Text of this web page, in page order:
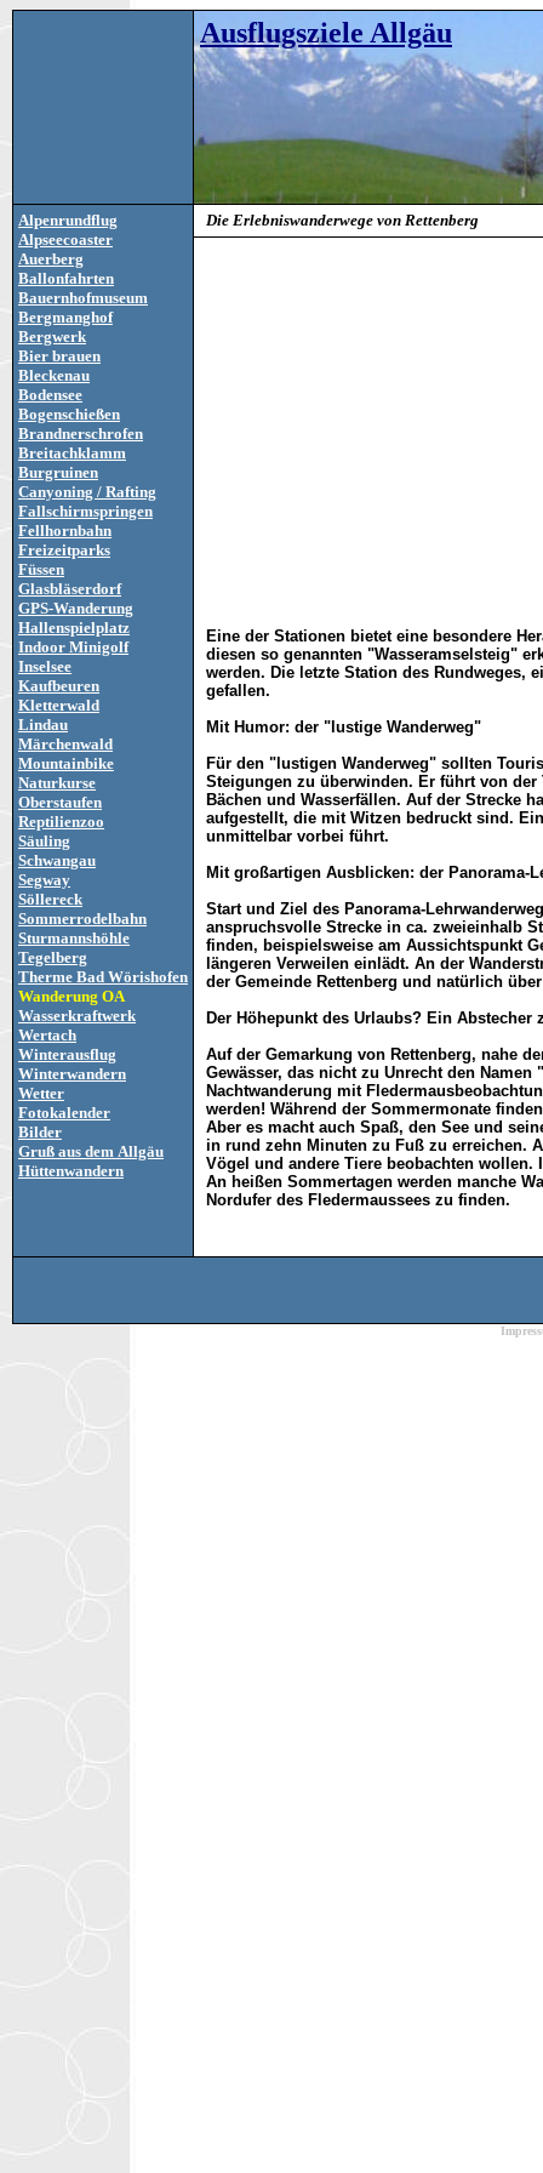
Ausflugsziele Allgäu
Alpenrundflug
Alpseecoaster
Auerberg
Ballonfahrten
Bauernhofmuseum
Bergmanghof
Bergwerk
Bier brauen
Bleckenau
Bodensee
Bogenschießen
Brandnerschrofen
Breitachklamm
Burgruinen
Canyoning / Rafting
Fallschirmspringen
Fellhornbahn
Freizeitparks
Füssen
Glasbläserdorf
GPS-Wanderung
Hallenspielplatz
Indoor Minigolf
Inselsee
Kaufbeuren
Kletterwald
Lindau
Märchenwald
Mountainbike
Naturkurse
Oberstaufen
Reptilienzoo
Säuling
Schwangau
Segway
Söllereck
Sommerrodelbahn
Sturmannshöhle
Tegelberg
Therme Bad Wörishofen
Wanderung OA
Wasserkraftwerk
Wertach
Winterausflug
Winterwandern
Wetter
Fotokalender
Bilder
Gruß aus dem Allgäu
Hüttenwandern
Die Erlebniswanderwege von Rettenberg
Eine der Stationen bietet eine besondere
diesen so genannten "Wasseramselsteig"
werden. Die letzte Station des Rundweges,
gefallen.
Mit Humor: der "lustige Wanderweg"
Für den "lustigen Wanderweg" sollten
Steigungen zu überwinden. Er führt von
Bächen und Wasserfällen. Auf der Strecke
aufgestellt, die mit Witzen bedruckt sind.
unmittelbar vorbei führt.
Mit großartigen Ausblicken: der Panorama-
Start und Ziel des Panorama-
anspruchsvolle Strecke in ca. zweieinhalb
finden, beispielsweise am Aussichtspunkt
längeren Verweilen einlädt. An der
der Gemeinde Rettenberg und natürlich
Der Höhepunkt des Urlaubs? Ein Abstecher
Auf der Gemarkung von Rettenberg, nahe
Gewässer, das nicht zu Unrecht den
Nachtwanderung mit
werden! Während der Sommermonate
Aber es macht auch Spaß, den See und
in rund zehn Minuten zu Fuß zu erreichen.
Vögel und andere Tiere beobachten
An heißen Sommertagen werden manche
Nordufer des Fledermaussees zu finden.